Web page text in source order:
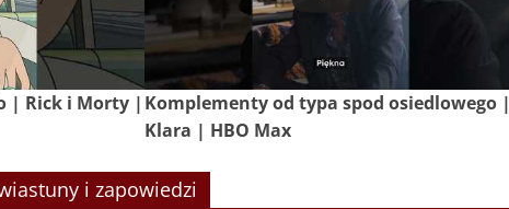
| Rick i Morty | Komplementy od typa spod osiedlowego |
Klara | HBO Max
i zapowiedzi